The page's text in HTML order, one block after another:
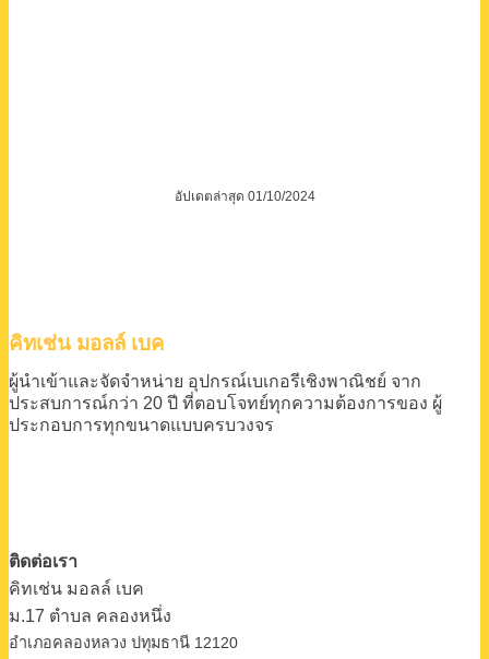
อัปเดตล่าสุด 01/10/2024
คิทเช่น มอลล์ เบค
ผู้นำเข้าและจัดจำหน่าย อุปกรณ์เบเกอรีเชิงพาณิชย์ จาก
ประสบการณ์กว่า 20 ปี ที่ตอบโจทย์ทุกความต้องการของ ผู้
ประกอบการทุกขนาดแบบครบวงจร
ติดต่อเรา
คิทเช่น มอลล์ เบค
ม.17 ตําบล คลองหนึ่ง
อําเภอคลองหลวง ปทุมธานี 12120